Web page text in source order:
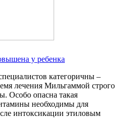
у ребенка
категоричны –
лечения Мильгаммой строго
Особо опасна такая
необходимы для
интоксикации этиловым